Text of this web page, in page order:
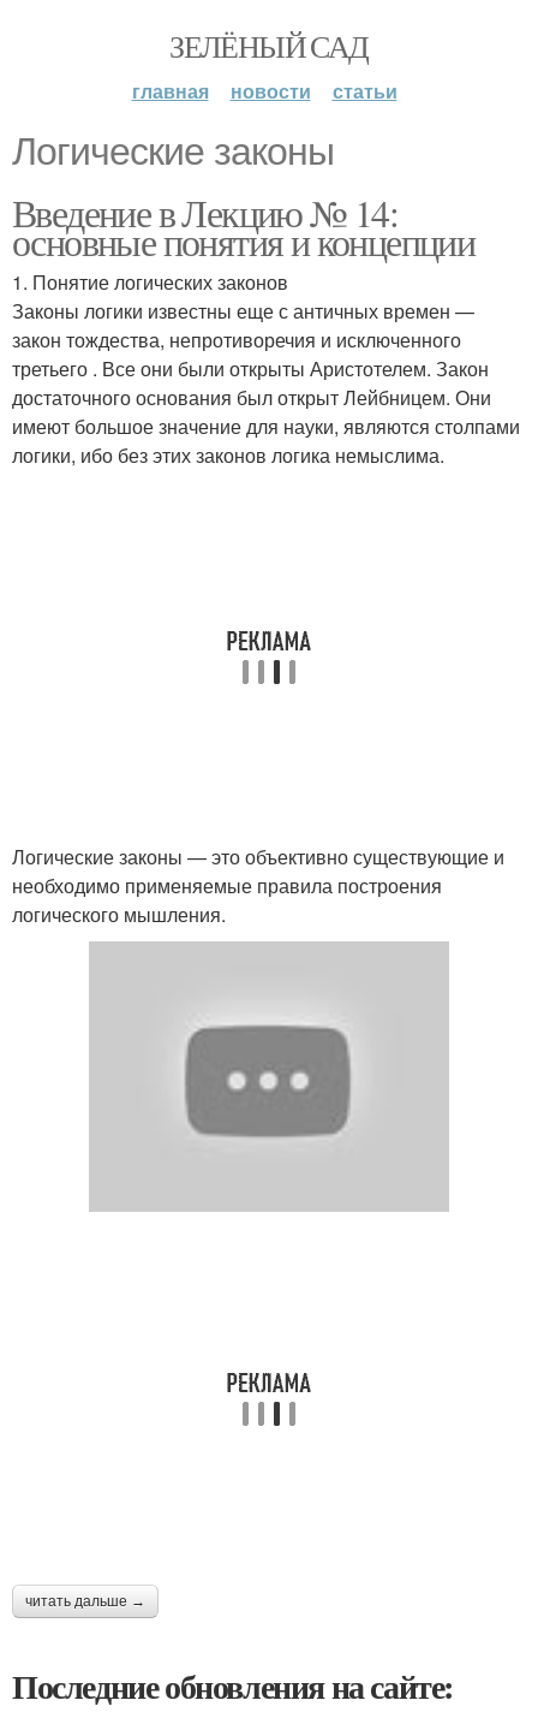
ЗЕЛЁНЫЙ САД
главная новости статьи
Логические законы
Введение в Лекцию № 14:
основные понятия и концепции
1. Понятие логических законов
Законы логики известны еще с античных времен —
закон тождества, непротиворечия и исключенного
третьего . Все они были открыты Аристотелем. Закон
достаточного основания был открыт Лейбницем. Они
имеют большое значение для науки, являются столпами
логики, ибо без этих законов логика немыслима.
Логические законы — это объективно существующие и
необходимо применяемые правила построения
логического мышления.
читать дальше →
Последние обновления на сайте: